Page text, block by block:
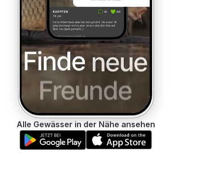
Alle Gewässer in der Nähe ansehen